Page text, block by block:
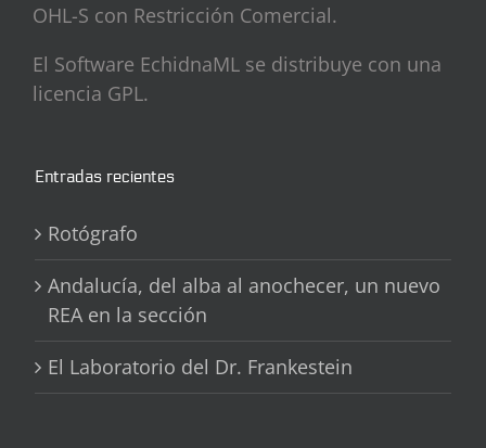
OHL-S con Restricción Comercial.
El Software EchidnaML se distribuye con una
licencia GPL.
Entradas recientes
Rotógrafo
Andalucía, del alba al anochecer, un nuevo
REA en la sección
El Laboratorio del Dr. Frankestein